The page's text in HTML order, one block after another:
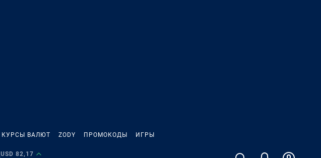
КУРСЫ ВАЛЮТ ZODY ПРОМОКОДЫ ИГРЫ
USD 82,17